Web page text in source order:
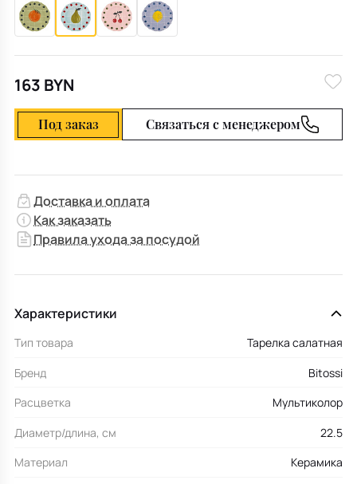
163 BYN
Под заказ Связаться с менеджером
Доставка и оплата
Как заказать
Правила ухода за посудой
Характеристики
Тип товара
Тарелка салатная
Бренд
Bitossi
Расцветка
Мультиколор
Диаметр/длина, см
22.5
Материал
Керамика